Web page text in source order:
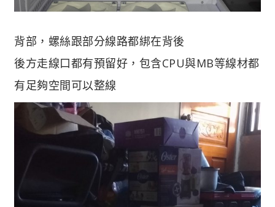
背部，螺絲跟部分線路都綁在背後
後方走線口都有預留好，包含CPU與MB等線材都
有足夠空間可以整線